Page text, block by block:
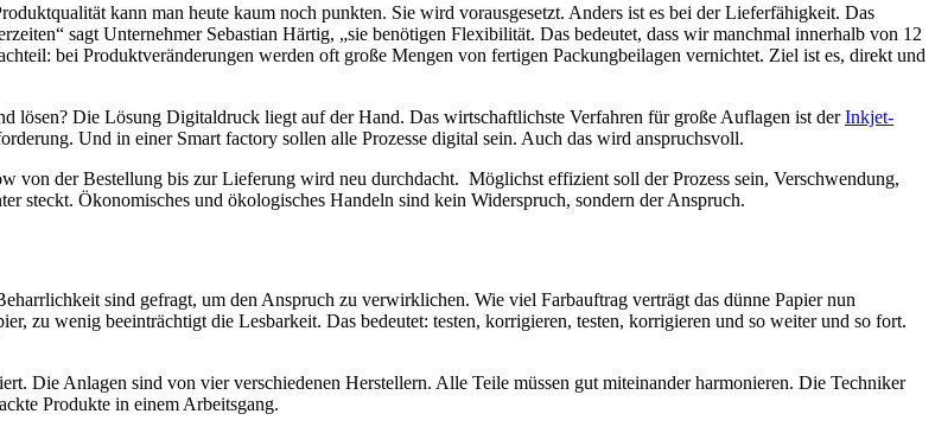
kann man heute kaum noch punkten. Sie wird vorausgesetzt. Anders ist es bei der Lieferfähigkeit. Das
sagt Unternehmer Sebastian Härtig, „sie benötigen Flexibilität. Das bedeutet, dass wir manchmal innerhalb von 12
bei Produktveränderungen werden oft große Mengen von fertigen Packungbeilagen vernichtet. Ziel ist es, direkt und
lösen? Die Lösung Digitaldruck liegt auf der Hand. Das wirtschaftlichste Verfahren für große Auflagen ist derInkjet-
Und in einer Smart factory sollen alle Prozesse digital sein. Auch das wird anspruchsvoll.
von der Bestellung bis zur Lieferung wird neu durchdacht. Möglichst effizient soll der Prozess sein, Verschwendung,
steckt. Ökonomisches und ökologisches Handeln sind kein Widerspruch, sondern der Anspruch.
sind gefragt, um den Anspruch zu verwirklichen. Wie viel Farbauftrag verträgt das dünne Papier nun
zu wenig beeinträchtigt die Lesbarkeit. Das bedeutet: testen, korrigieren, testen, korrigieren und so weiter und so fort.
Die Anlagen sind von vier verschiedenen Herstellern. Alle Teile müssen gut miteinander harmonieren. Die Techniker
Produkte in einem Arbeitsgang.